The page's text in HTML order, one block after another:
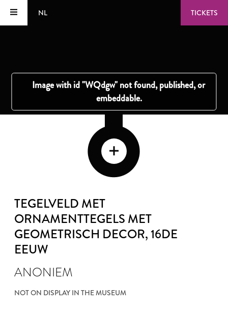
NL TICKETS
TEGELVELD MET
ORNAMENTTEGELS MET
GEOMETRISCH DECOR, 16DE
EEUW
ANONIEM
NOT ON DISPLAY IN THE MUSEUM